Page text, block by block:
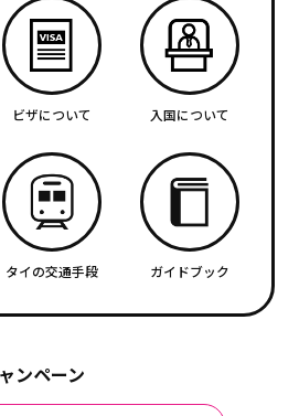
ビザについて 入国について
タイの交通手段 ガイドブック
ンペーン